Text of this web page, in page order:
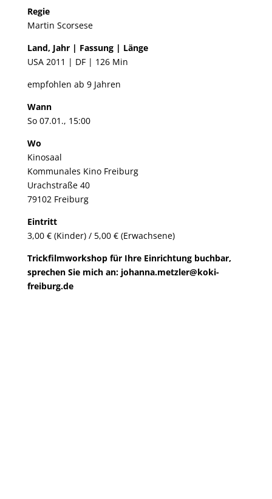
Regie
Martin Scorsese
Land, Jahr | Fassung | Länge
USA 2011 | DF | 126 Min
empfohlen ab 9 Jahren
Wann
So 07.01., 15:00
Wo
Kinosaal
Kommunales Kino Freiburg
Urachstraße 40
79102 Freiburg
Eintritt
3,00 € (Kinder) / 5,00 € (Erwachsene)
Trickfilmworkshop für Ihre Einrichtung buchbar,
sprechen Sie mich an: johanna.metzler@koki-
freiburg.de